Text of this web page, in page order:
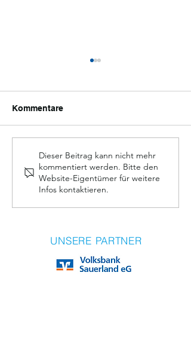
Schützenfest 2026 - vom
06. bis 08. Juni
Kommentare
Dieser Beitrag kann nicht mehr
kommentiert werden. Bitte den
Website-Eigentümer für weitere
Infos kontaktieren.
UNSERE PARTNER